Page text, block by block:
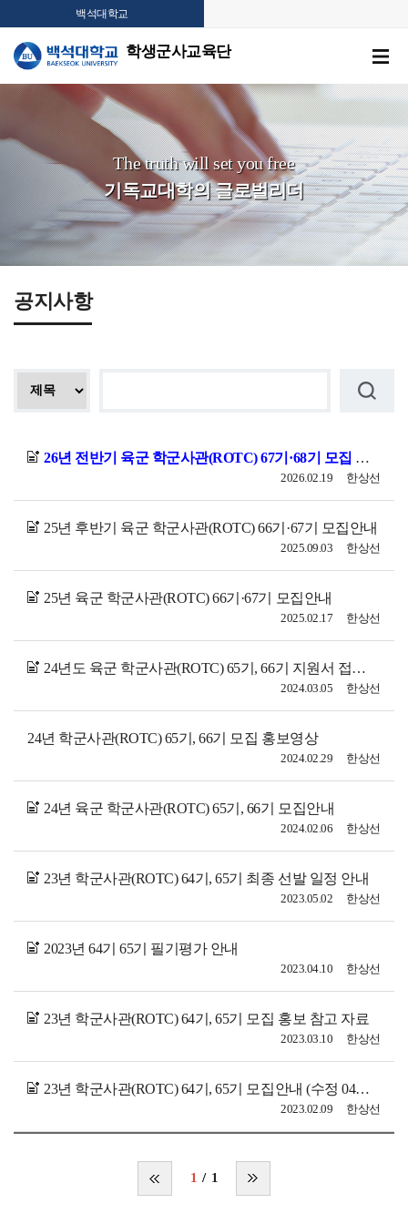
백석대학교
학생군사교육단
The truth will set you free
기독교대학의 글로벌리더
공지사항
26년 전반기 육군 학군사관(ROTC) 67기·68기 모집 안내
한상선
2026.02.19
25년 후반기 육군 학군사관(ROTC) 66기·67기 모집안내
한상선
2025.09.03
25년 육군 학군사관(ROTC) 66기·67기 모집안내
한상선
2025.02.17
24년도 육군 학군사관(ROTC) 65기, 66기 지원서 접수 안내
한상선
2024.03.05
24년 학군사관(ROTC) 65기, 66기 모집 홍보영상
한상선
2024.02.29
24년 육군 학군사관(ROTC) 65기, 66기 모집안내
한상선
2024.02.06
23년 학군사관(ROTC) 64기, 65기 최종 선발 일정 안내
한상선
2023.05.02
2023년 64기 65기 필기평가 안내
한상선
2023.04.10
23년 학군사관(ROTC) 64기, 65기 모집 홍보 참고 자료
한상선
2023.03.10
23년 학군사관(ROTC) 64기, 65기 모집안내 (수정 04월06일)
한상선
2023.02.09
1 1